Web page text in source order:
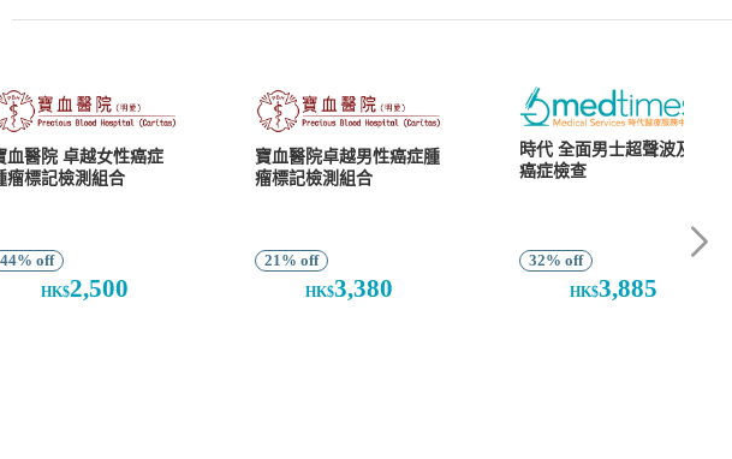
血醫院 卓越女性癌症
瘤標記檢測組合
44% off
HK$2,500
寶血醫院卓越男性癌症腫
瘤標記檢測組合
21% off
HK$3,380
時代 全面男士超聲波及
癌症檢查
32% off
HK$3,885